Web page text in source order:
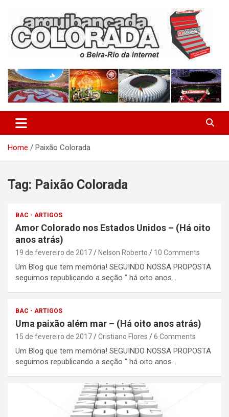
content
Arquibancada Colorada
Home Paixão Colorada
Tag: Paixão Colorada
BAC - ARTIGOS
Amor Colorado nos Estados Unidos – (Há oito
anos atrás)
19 de fevereiro de 2017 Nelson Roberto 10 Comments
Um Blog que tem memória! SEGUINDO NOSSA PROPOSTA
seguimos republicando a seção ” há oito anos…
BAC - ARTIGOS
Uma paixão além mar – (Há oito anos atrás)
15 de fevereiro de 2017 Cristiano Flores 6 Comments
Um Blog que tem memória! SEGUINDO NOSSA PROPOSTA
seguimos republicando a seção ” há oito anos…